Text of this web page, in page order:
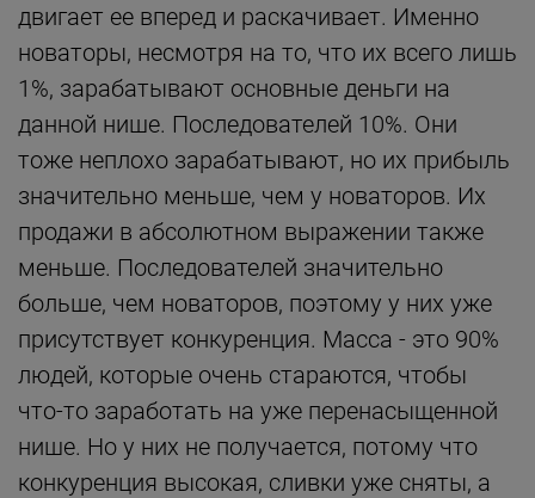
двигает ее вперед и раскачивает. Именно
новаторы, несмотря на то, что их всего лишь
1%, зарабатывают основные деньги на
данной нише. Последователей 10%. Они
тоже неплохо зарабатывают, но их прибыль
значительно меньше, чем у новаторов. Их
продажи в абсолютном выражении также
меньше. Последователей значительно
больше, чем новаторов, поэтому у них уже
присутствует конкуренция. Масса - это 90%
людей, которые очень стараются, чтобы
что-то заработать на уже перенасыщенной
нише. Но у них не получается, потому что
конкуренция высокая, сливки уже сняты, а